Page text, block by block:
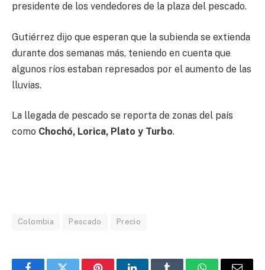
presidente de los vendedores de la plaza del pescado.
Gutiérrez dijo que esperan que la subienda se extienda
durante dos semanas más, teniendo en cuenta que
algunos ríos estaban represados por el aumento de las
lluvias.
La llegada de pescado se reporta de zonas del país
como Chochó, Lorica, Plato y Turbo.
Colombia Pescado Precio